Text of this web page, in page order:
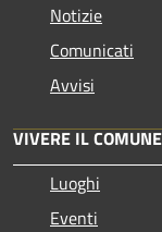
Notizie
Comunicati
Avvisi
VIVERE IL COMUNE
Luoghi
Eventi